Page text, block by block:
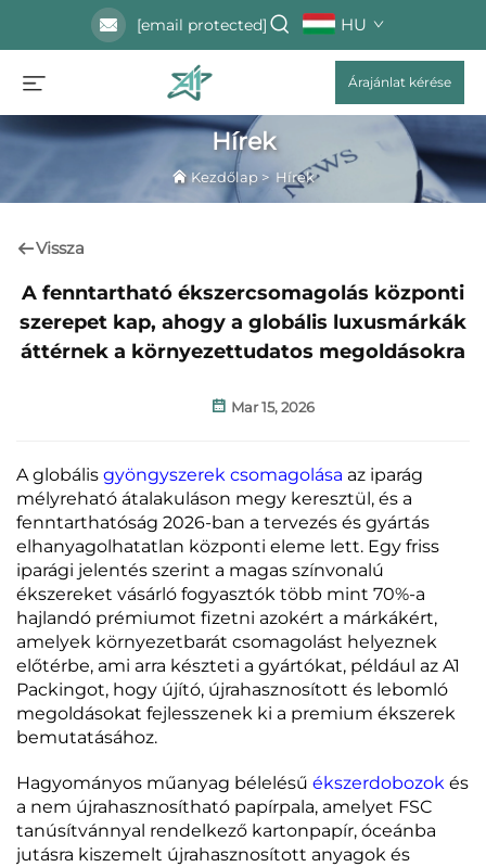
[email protected] HU
Árajánlat kérése
Hírek
Kezdőlap > Hírek
Vissza
A fenntartható ékszercsomagolás központi
szerepet kap, ahogy a globális luxusmárkák
áttérnek a környezettudatos megoldásokra
Mar 15, 2026
A globális gyöngyszerek csomagolása az iparág
mélyreható átalakuláson megy keresztül, és a
fenntarthatóság 2026-ban a tervezés és gyártás
elhanyagolhatatlan központi eleme lett. Egy friss
iparági jelentés szerint a magas színvonalú
ékszereket vásárló fogyasztók több mint 70%-a
hajlandó prémiumot fizetni azokért a márkákért,
amelyek környezetbarát csomagolást helyeznek
előtérbe, ami arra készteti a gyártókat, például az A1
Packingot, hogy újító, újrahasznosított és lebomló
megoldásokat fejlesszenek ki a premium ékszerek
bemutatásához.
Hagyományos műanyag bélelésű ékszerdobozok és
a nem újrahasznosítható papírpala, amelyet FSC
tanúsítvánnyal rendelkező kartonpapír, óceánba
jutásra kiszemelt újrahasznosított anyagok és